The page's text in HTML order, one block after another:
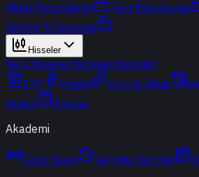
Akıllı Para Sinyali
Ters Fon Arama
Sektör Rotasyonu
Hisseler
Yerli HisselerYabancı Hisseler
ETF
Kripto Altın & Döviz
Analiz
Araçlar
Akademi
Canlı Yayın Geçmiş Yayınlar